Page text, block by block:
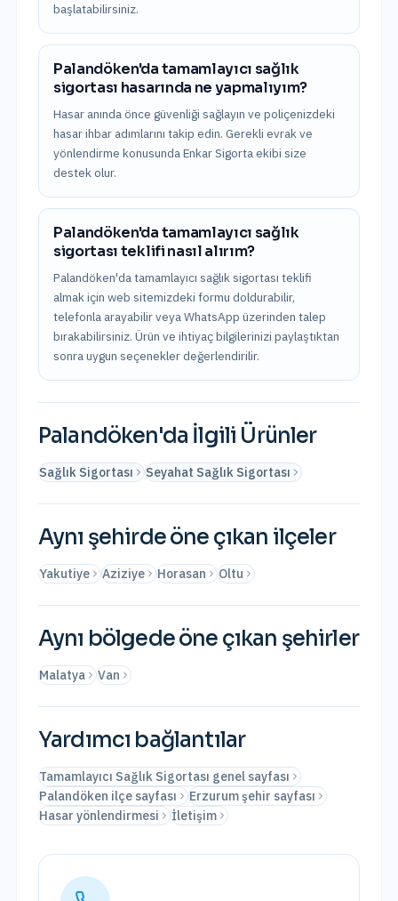
başlatabilirsiniz.
Palandöken'da tamamlayıcı sağlık
sigortası hasarında ne yapmalıyım?
Hasar anında önce güvenliği sağlayın ve poliçenizdeki
hasar ihbar adımlarını takip edin. Gerekli evrak ve
yönlendirme konusunda Enkar Sigorta ekibi size
destek olur.
Palandöken'da tamamlayıcı sağlık
sigortası teklifi nasıl alırım?
Palandöken'da tamamlayıcı sağlık sigortası teklifi
almak için web sitemizdeki formu doldurabilir,
telefonla arayabilir veya WhatsApp üzerinden talep
bırakabilirsiniz. Ürün ve ihtiyaç bilgilerinizi paylaştıktan
sonra uygun seçenekler değerlendirilir.
Palandöken'da İlgili Ürünler
Sağlık Sigortası Seyahat Sağlık Sigortası
Aynı şehirde öne çıkan ilçeler
Yakutiye Aziziye Horasan Oltu
Aynı bölgede öne çıkan şehirler
Malatya Van
Yardımcı bağlantılar
Tamamlayıcı Sağlık Sigortası genel sayfası
Palandöken ilçe sayfası
Erzurum şehir sayfası
Hasar yönlendirmesi
İletişim